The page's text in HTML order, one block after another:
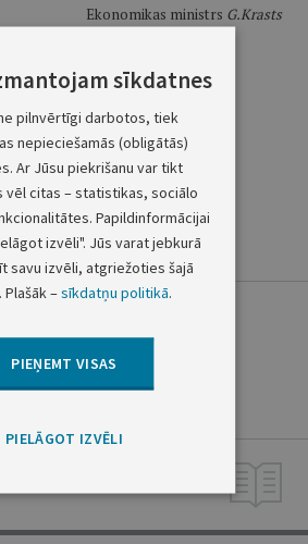
Ekonomikas ministrs G.Krasts
(PDF)
Nr.17
rajona Grobiņas pagasta
sīkdatnes
pilnvērtīgi darbotos, tiek
nepieciešamās (obligātās)
Ar Jūsu piekrišanu var tikt
vēl citas – statistikas, sociālo
Papildinformācijai
izvēli". Jūs varat jebkurā
savu izvēli, atgriežoties šajā
–sīkdatņu politikā.
PIEŅEMT VISAS
PIELĀGOT IZVĒLI